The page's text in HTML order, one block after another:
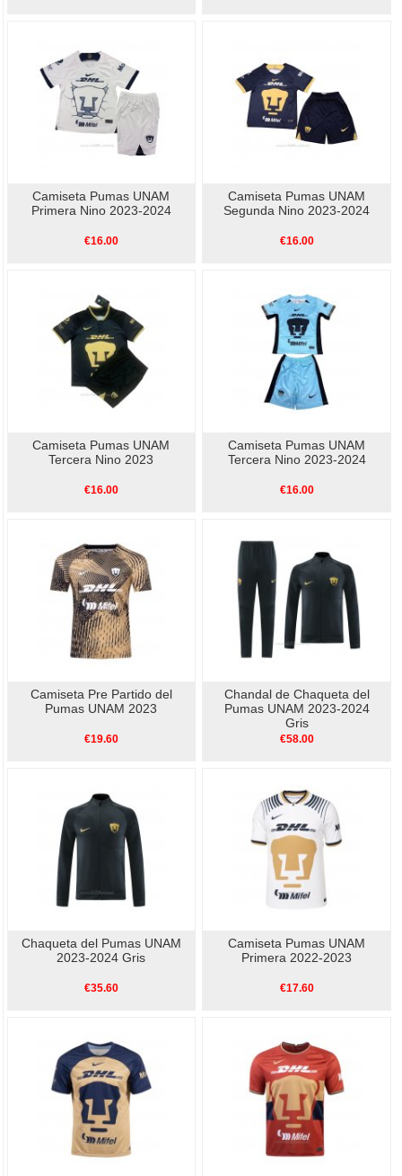
Camiseta Pumas UNAM
Primera Nino 2023-2024
€16.00
Camiseta Pumas UNAM
Segunda Nino 2023-2024
€16.00
Camiseta Pumas UNAM
Tercera Nino 2023
€16.00
Camiseta Pumas UNAM
Tercera Nino 2023-2024
€16.00
Camiseta Pre Partido del
Pumas UNAM 2023
€19.60
Chandal de Chaqueta del
Pumas UNAM 2023-2024
Gris
€58.00
Chaqueta del Pumas UNAM
2023-2024 Gris
€35.60
Camiseta Pumas UNAM
Primera 2022-2023
€17.60